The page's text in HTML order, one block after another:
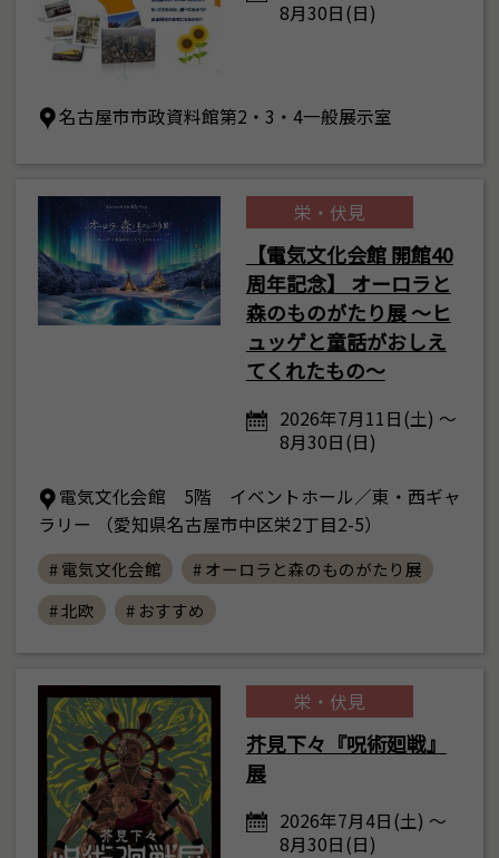
8月30日(日)
名古屋市市政資料館第2・3・4一般展示室
栄・伏見
【電気文化会館 開館40
周年記念】 オーロラと
森のものがたり展 ～ヒ
ュッゲと童話がおしえ
てくれたもの～
2026年7月11日(土) ～
8月30日(日)
電気文化会館 5階 イベントホール／東・西ギャ
ラリー （愛知県名古屋市中区栄2丁目2-5）
# 電気文化会館
# オーロラと森のものがたり展
# 北欧
# おすすめ
栄・伏見
芥見下々『呪術廻戦』
展
2026年7月4日(土) ～
8月30日(日)